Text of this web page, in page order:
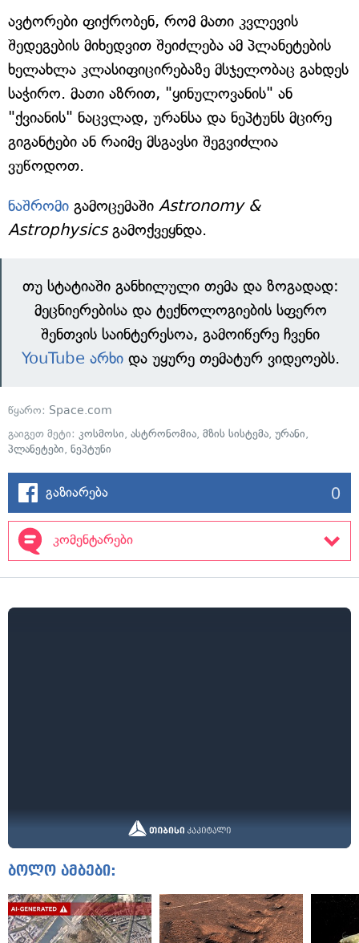
ავტორები ფიქრობენ, რომ მათი კვლევის
შედეგების მიხედვით შეიძლება ამ პლანეტების
ხელახლა კლასიფიცირებაზე მსჯელობაც გახდეს
საჭირო. მათი აზრით, "ყინულოვანის" ან
"ქვიანის" ნაცვლად, ურანსა და ნეპტუნს მცირე
გიგანტები ან რაიმე მსგავსი შეგვიძლია
ვუწოდოთ.
ნაშრომი გამოცემაში Astronomy &
Astrophysicsგამოქვეყნდა.
თუ სტატიაში განხილული თემა და ზოგადად:
მეცნიერებისა და ტექნოლოგიების სფერო
შენთვის საინტერესოა, გამოიწერე ჩვენი
YouTube არხიდა უყურე თემატურ ვიდეოებს.
წყარო: Space.com
გაიგეთ მეტი: კოსმოსი, ასტრონომია, მზის სისტემა, ურანი,
პლანეტები, ნეპტუნი
გაზიარება 0
კომენტარები
ბოლო ამბები: